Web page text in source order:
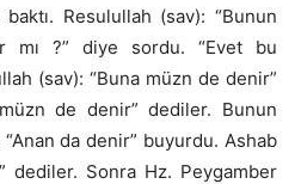
Resulullah (sav): “Bunun
mı ?” diye sordu. “Evet bu
(sav): “Buna müzn de denir”
de denir” dediler. Bunun
da denir” buyurdu. Ashab
dediler. Sonra Hz. Peygamber